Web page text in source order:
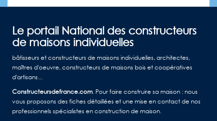
Le portail National des constructeurs
de maisons individuelles
bâtisseurs et constructeurs de maisons individuelles, architectes,
maîtres d'oeuvre, constructeurs de maisons bois et coopératives
d'artisans...
Constructeursdefrance.com. Pour faire construire sa maison : nous
vous proposons des fiches détaillées et une mise en contact de nos
professionnels spécialistes en construction de maison.